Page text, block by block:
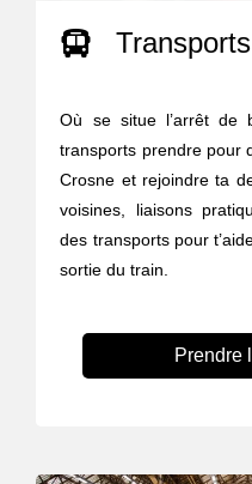
Transports
Où se situe l’arrêt de
transports prendre pour
Crosne et rejoindre ta
voisines, liaisons
des transports pour
sortie du train.
Prendre